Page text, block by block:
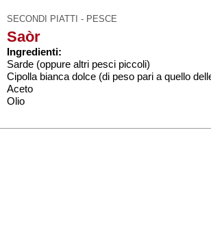
SECONDI PIATTI - PESCE
Saòr
Ingredienti:
Sarde (oppure altri pesci piccoli)
Cipolla bianca dolce (di peso pari a quello
Aceto
Olio